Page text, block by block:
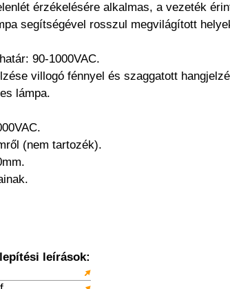
érzékelésére alkalmas, a vezeték
segítségével rosszul megvilágított
90-1000VAC.
villogó fénnyel és szaggatott
lámpa.
(nem tartozék).
leírások: